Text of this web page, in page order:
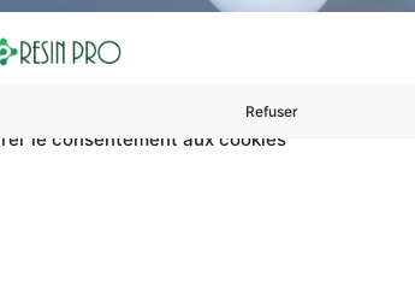
le consentement aux cookies
Refuser